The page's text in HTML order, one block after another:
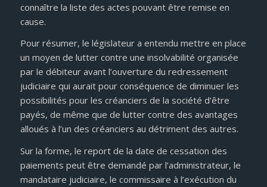
connaître la liste des actes pouvant être remise en
cause.
Pour résumer, le législateur a entendu mettre en place
un moyen de lutter contre une insolvabilité organisée
par le débiteur avant l’ouverture du redressement
judiciaire qui aurait pour conséquence de diminuer les
possibilités pour les créanciers de la société d’être
payés, de même que de lutter contre des avantages
alloués à l’un des créanciers au détriment des autres.
Sur la forme, le report de la date de cessation des
paiements peut être demandé par l’administrateur, le
mandataire judiciaire, le commissaire à l’exécution du